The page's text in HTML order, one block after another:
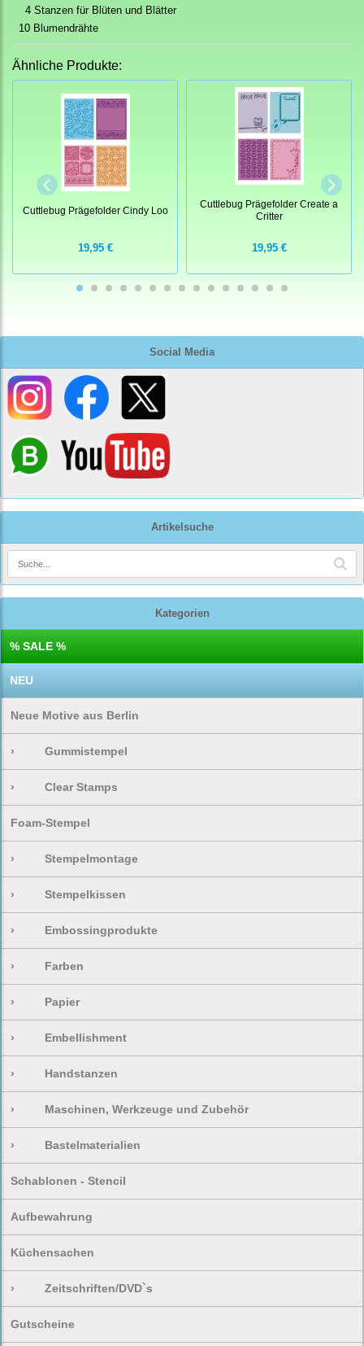
Social Media
Artikelsuche
Kategorien
% SALE %
NEU
Neue Motive aus Berlin
› Gummistempel
› Clear Stamps
Foam-Stempel
› Stempelmontage
› Stempelkissen
› Embossingprodukte
› Farben
› Papier
› Embellishment
› Handstanzen
› Maschinen, Werkzeuge und Zubehör
› Bastelmaterialien
Schablonen - Stencil
Aufbewahrung
Küchensachen
› Zeitschriften/DVD`s
Gutscheine
4 Stanzen für Blüten und Blätter
10 Blumendrähte
Ähnliche Produkte:
Cuttlebug Prägefolder Cindy Loo
19,95 €
Cuttlebug Prägefolder Create a
Critter
19,95 €